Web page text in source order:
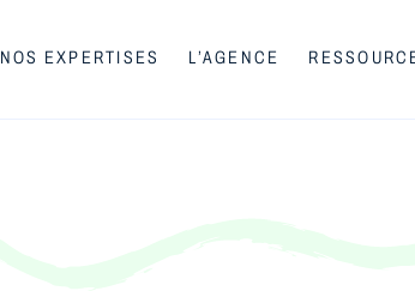
NOS EXPERTISES L’AGENCE